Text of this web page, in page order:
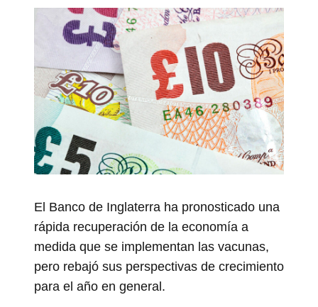
El Banco de Inglaterra ha pronosticado una
rápida recuperación de la economía a
medida que se implementan las vacunas,
pero rebajó sus perspectivas de crecimiento
para el año en general.